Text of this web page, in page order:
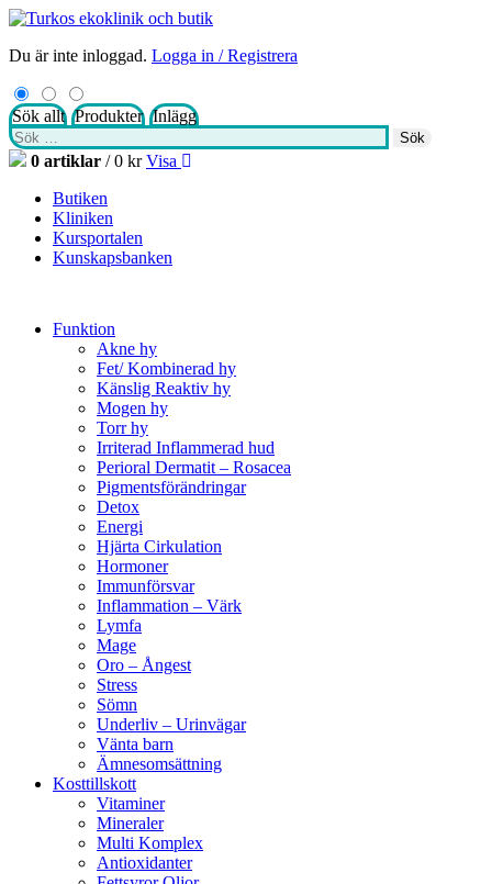
Du är inte inloggad. Logga in / Registrera
Sök allt Produkter Inlägg
Sök
efter:
Sök
0 artiklar /0 kr Visa
Butiken
Kliniken
Kursportalen
Kunskapsbanken
Funktion
Akne hy
Fet/ Kombinerad hy
Känslig Reaktiv hy
Mogen hy
Torr hy
Irriterad Inflammerad hud
Perioral Dermatit – Rosacea
Pigmentsförändringar
Detox
Energi
Hjärta Cirkulation
Hormoner
Immunförsvar
Inflammation – Värk
Lymfa
Mage
Oro – Ångest
Stress
Sömn
Underliv – Urinvägar
Vänta barn
Ämnesomsättning
Kosttillskott
Vitaminer
Mineraler
Multi Komplex
Antioxidanter